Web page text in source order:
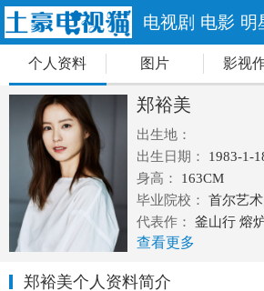
电视剧 电影 明
个人资料 图片 影视
郑裕美
出生地：
出生日期：
1983-1-
身高：
163CM
毕业院校：
首尔艺
代表作：
釜山行 熔
玉熙的电影
查看更多
郑裕美个人资料简介